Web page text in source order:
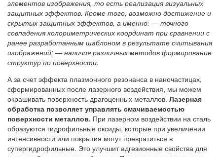
элементов изображения, то есть реализация визуальных
защитных эффектов. Кроме того, возможно достижение и
скрытых защитных эффектов, а именно: — точного
совпадения колориметрических координат при сравнении с
ранее разработанным шаблоном в результате считывания
изображений; — наличия различных методов формирование
структур по поверхности.
А за счет эффекта плазмонного резонанса в наночастицах,
сформированных после лазерного воздействия, мы можем
окрашивать поверхность драгоценных металлов. Лазерная
обработка позволяет управлять смачиваемостью
поверхности металлов. При лазерном воздействии на сталь
образуются гидрофильные оксиды, которые при увеличении
интенсивности или покрытия могут превратиться в
супергидрофильные. Это улучшит адгезионные свойства для